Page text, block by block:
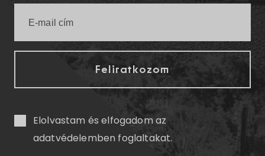
Elolvastam és elfogadom az
adatvédelemben foglaltakat.